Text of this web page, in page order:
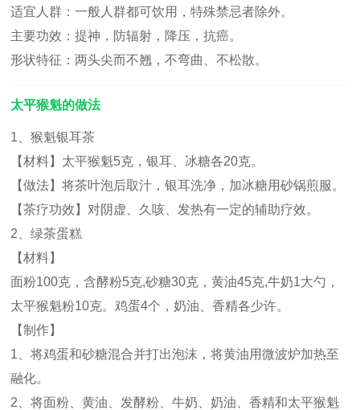
适宜人群：一般人群都可饮用，特殊禁忌者除外。
主要功效：提神，防辐射，降压，抗癌。
形状特征：两头尖而不翘，不弯曲、不松散。
太平猴魁的做法
1、猴魁银耳茶
【材料】太平猴魁5克，银耳、冰糖各20克。
【做法】将茶叶泡后取汁，银耳洗净，加冰糖用砂锅煎服。
【茶疗功效】对阴虚、久咳、发热有一定的辅助疗效。
2、绿茶蛋糕
【材料】
面粉100克，含酵粉5克,砂糖30克，黄油45克,牛奶1大勺，
太平猴魁粉10克。鸡蛋4个，奶油、香精各少许。
【制作】
1、将鸡蛋和砂糖混合并打出泡沫，将黄油用微波炉加热至
融化。
2、将面粉、黄油、发酵粉、牛奶、奶油、香精和太平猴魁